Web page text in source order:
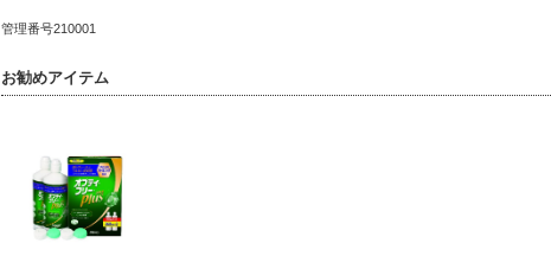
管理番号210001
お勧めアイテム